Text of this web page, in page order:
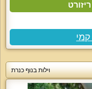
וילות בנוף כנרת